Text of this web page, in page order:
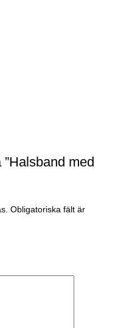
med
Obligatoriska fält är